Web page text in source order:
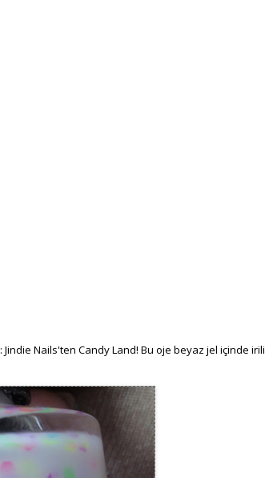
Nails'ten Candy Land! Bu oje beyaz jel içinde irili